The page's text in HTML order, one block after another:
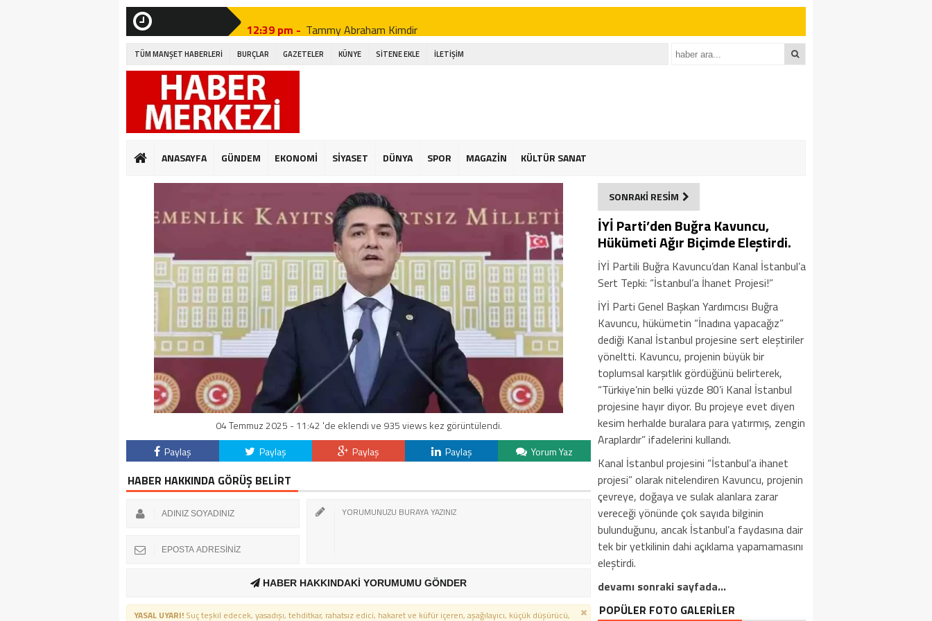
12:27 pm - Jhon Duran Kimdir
12:46 pm -
12:19 pm -
12:09 pm -
12:41 pm - Güneş Kremi Tercihi
12:32 pm - Kene Yapışırsa Ne Yapmalıyım
12:04 pm - En Ucuz Tatil
TÜM MANŞET HABERLERİ BURÇLAR GAZETELER KÜNYE SİTENE EKLE İLETİŞİM
ANASAYFA GÜNDEM EKONOMİ SİYASET DÜNYA SPOR MAGAZİN KÜLTÜR SANAT
04 Temmuz 2025 - 11:42 'de eklendi ve 935 views kez görüntülendi.
Paylaş
Paylaş Paylaş Paylaş Yorum Yaz
HABER HAKKINDA GÖRÜŞ BELİRT
HABER HAKKINDAKİ YORUMUMU GÖNDER
YASAL UYARI! Suç teşkil edecek, yasadışı, tehditkar, rahatsız edici, hakaret ve küfür içeren, aşağılayıcı, küçük düşürücü,
SONRAKİ RESİM
İYİ Parti’den Buğra Kavuncu,
Hükümeti Ağır Biçimde Eleştirdi.
İYİ Partili Buğra Kavuncu’dan Kanal İstanbul’a
Sert Tepki: “İstanbul’a İhanet Projesi!”
İYİ Parti Genel Başkan Yardımcısı Buğra
Kavuncu, hükümetin “İnadına yapacağız”
dediği Kanal İstanbul projesine sert eleştiriler
yöneltti. Kavuncu, projenin büyük bir
toplumsal karşıtlık gördüğünü belirterek,
“Türkiye’nin belki yüzde 80’i Kanal İstanbul
projesine hayır diyor. Bu projeye evet diyen
kesim herhalde buralara para yatırmış, zengin
Araplardır” ifadelerini kullandı.
Kanal İstanbul projesini “İstanbul’a ihanet
projesi” olarak nitelendiren Kavuncu, projenin
çevreye, doğaya ve sulak alanlara zarar
vereceği yönünde çok sayıda bilginin
bulunduğunu, ancak İstanbul’a faydasına dair
tek bir yetkilinin dahi açıklama yapamamasını
eleştirdi.
devamı sonraki sayfada…
POPÜLER FOTO GALERİLER